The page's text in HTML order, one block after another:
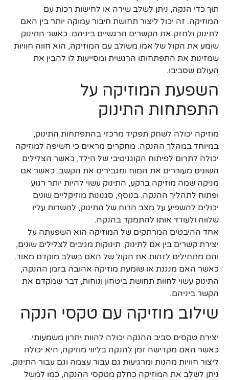
תוך כדי הנקה, ניתן לשלב שירה או לחישות רכות עם
המוזיקה. זה יכול ליצור תחושת חיבור עמוקה יותר בין האם
לתינוק ולחזק את הקשרים הרגשיים ביניהם. כאשר התינוק
שומע את הקול של אמו משולב עם המוזיקה, הוא חווה חוויות
שמזינות את התפתחותו הרגשית ומסייעות לו להבין את
העולם שסביבו.
השפעת המוזיקה על
התפתחות התינוק
מוזיקה יכולה לשחק תפקיד מרכזי בהתפתחות התינוק,
במיוחד במהלך ההנקה. מחקרים מראים כי חשיפה למוזיקה
יכולה לתרום לפיתוח הקוגניטיבי של הילד, כאשר הצלילים
השונים מעוררים את המוח ומגבירים את הקשב. כאשר אם
מניקה שמה מוזיקה ברקע, התינוק עשוי להיות יותר רגוע
ופתוח לתהליך ההנקה. בנוסף, סגנונות מוזיקליים שונים
יכולים להשפיע על מצב הרוח של התינוק, להשרות עליו
שלווה ולעודד אותו להתמקד בהנקה.
אחד ההיבטים המרתקים של המוזיקה הוא השפעתה על
יצירת קשרים בין אם לתינוק. תינוקות מגיבים לצלילים שונים,
והם מתחילים לזהות את הקול של האם בשלב מוקדם מאוד.
כאשר האם מנגנת או שומעת מוזיקה אהובה בזמן ההנקה,
התינוק עשוי לחוות תחושת ביטחון ונוחות, דבר שמקדם את
הקשר ביניהם.
שילוב מוזיקה עם טקסי הנקה
יצירת טקסים סביב ההנקה יכולה להוות יתרון משמעותי.
כאשר האם מקדישה זמן להנקה בליווי מוזיקה, היא יכולה
ליצור חוויות מהנות ומרגיעות גם עבור עצמה וגם עבור התינוק.
ניתן לשלב את המוזיקה כחלק מטקסי ההנקה, כמו למשל